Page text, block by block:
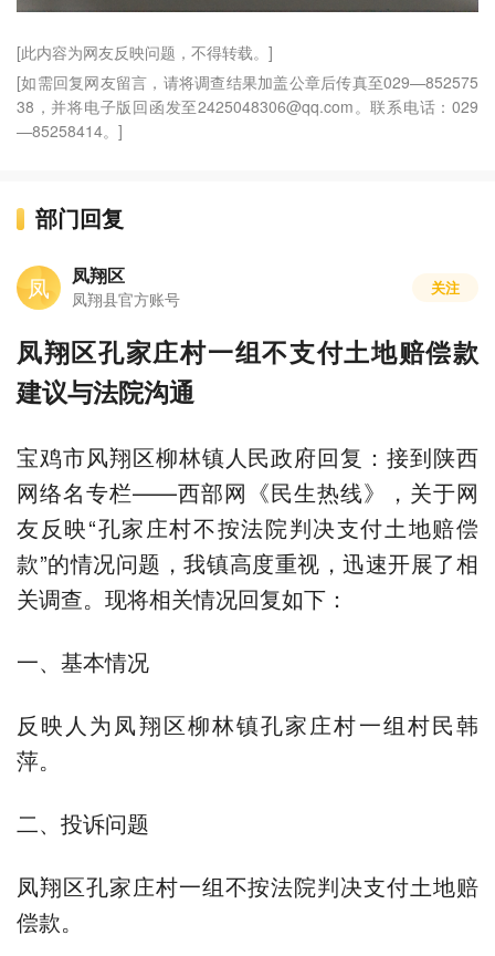
[此内容为网友反映问题，不得转载。]
[如需回复网友留言，请将调查结果加盖公章后传真至029—852575
38，并将电子版回函发至2425048306@qq.com。联系电话：029
—85258414。]
部门回复
凤 凤翔区
凤翔县官方账号
关注
凤翔区孔家庄村一组不支付土地赔偿款
建议与法院沟通
宝鸡市风翔区柳林镇人民政府回复：接到陕西
网络名专栏——西部网《民生热线》，关于网
友反映“孔家庄村不按法院判决支付土地赔偿
款”的情况问题，我镇高度重视，迅速开展了相
关调查。现将相关情况回复如下：
一、基本情况
反映人为凤翔区柳林镇孔家庄村一组村民韩
萍。
二、投诉问题
凤翔区孔家庄村一组不按法院判决支付土地赔
偿款。